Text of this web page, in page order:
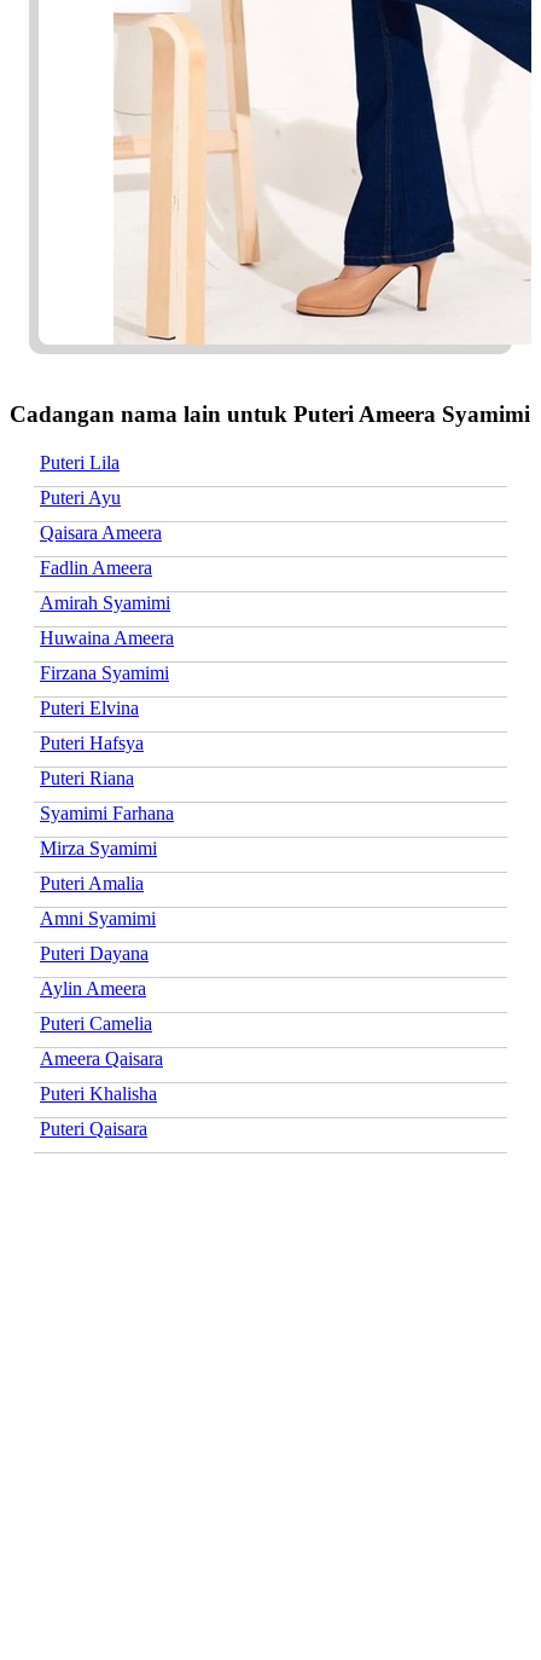
Cadangan nama lain untuk Puteri Ameera Syamimi
Puteri Lila
Puteri Ayu
Qaisara Ameera
Fadlin Ameera
Amirah Syamimi
Huwaina Ameera
Firzana Syamimi
Puteri Elvina
Puteri Hafsya
Puteri Riana
Syamimi Farhana
Mirza Syamimi
Puteri Amalia
Amni Syamimi
Puteri Dayana
Aylin Ameera
Puteri Camelia
Ameera Qaisara
Puteri Khalisha
Puteri Qaisara